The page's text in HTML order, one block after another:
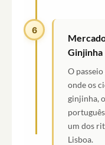
6
Ginjinha
O
onde os
ginjinha,
um dos
Lisboa.